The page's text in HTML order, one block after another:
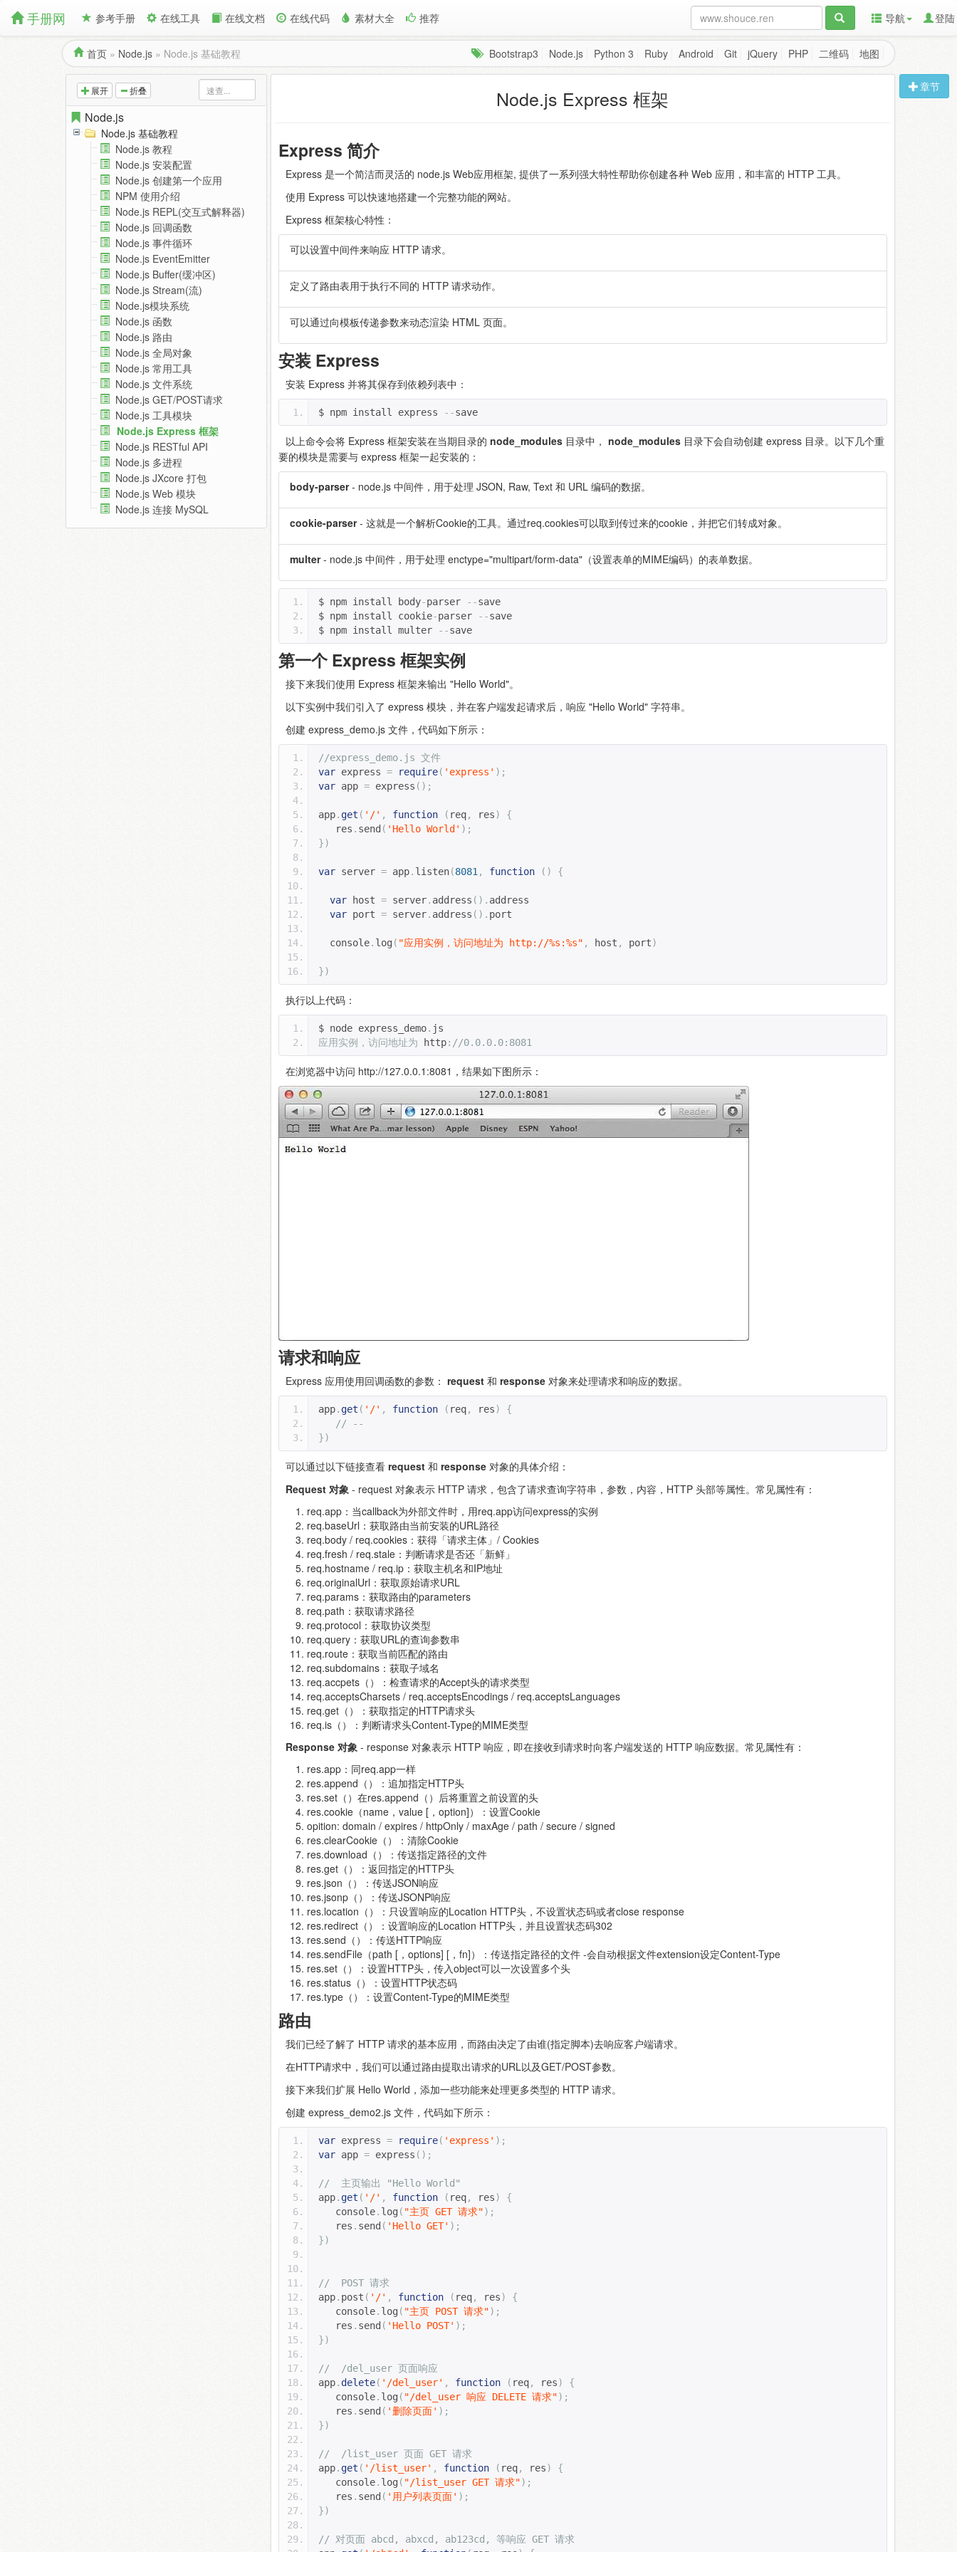
手册网 参考手册 在线工具 在线文档 在线代码 素材大全 推荐 导航 登陆
首页 » Node.js » Node.js 基础教程 Bootstrap3 Node.js Python 3 Ruby Android Git jQuery PHP 二维码 地图
展开 折叠
Node.js
Node.js 基础教程
Node.js 教程
Node.js 安装配置
Node.js 创建第一个应用
NPM 使用介绍
Node.js REPL(交互式解释器)
Node.js 回调函数
Node.js 事件循环
Node.js EventEmitter
Node.js Buffer(缓冲区)
Node.js Stream(流)
Node.js模块系统
Node.js 函数
Node.js 路由
Node.js 全局对象
Node.js 常用工具
Node.js 文件系统
Node.js GET/POST请求
Node.js 工具模块
Node.js Express 框架
Node.js RESTful API
Node.js 多进程
Node.js JXcore 打包
Node.js Web 模块
Node.js 连接 MySQL
Node.js Express 框架
Express 简介
Express 是一个简洁而灵活的 node.js Web应用框架, 提供了一系列强大特性帮助你创建各种 Web 应用，和丰富的 HTTP 工具。
使用 Express 可以快速地搭建一个完整功能的网站。
Express 框架核心特性：
可以设置中间件来响应 HTTP 请求。
定义了路由表用于执行不同的 HTTP 请求动作。
可以通过向模板传递参数来动态渲染 HTML 页面。
安装 Express
安装 Express 并将其保存到依赖列表中：
$ npm install express --save
以上命令会将 Express 框架安装在当期目录的 node_modules目录中， node_modules目录下会自动创建 express 目录。以下几个重
要的模块是需要与 express 框架一起安装的：
body-parser- node.js 中间件，用于处理 JSON, Raw, Text 和 URL 编码的数据。
cookie-parser- 这就是一个解析Cookie的工具。通过req.cookies可以取到传过来的cookie，并把它们转成对象。
multer- node.js 中间件，用于处理 enctype="multipart/form-data"（设置表单的MIME编码）的表单数据。
$ npm install body-parser --save
$ npm install cookie-parser --save
$ npm install multer
--save
第一个 Express 框架实例
接下来我们使用 Express 框架来输出 "Hello World"。
以下实例中我们引入了 express 模块，并在客户端发起请求后，响应 "Hello World" 字符串。
创建 express_demo.js 文件，代码如下所示：
//express_demo.js 文件
var express = require( 'express' );
var app = express ();
app. get ( '/' , function ( req, res)
{
   res
. send ( 'Hello World' );
})
var server = app. listen(8081 , function () {
var host = server. address (). address
var port = server. address (). port
  console
. log ( "应用实例，访问地址为 http://%s:%s" , host , port)
})
执行以上代码：
$ node express_demo. js
应用实例，访问地址为 http: //0.0.0.0:8081
在浏览器中访问 http://127.0.0.1:8081，结果如下图所示：
请求和响应
Express 应用使用回调函数的参数： request和 response对象来处理请求和响应的数据。
app. get ( '/' , function ( req, res)
{
// --
})
可以通过以下链接查看 request和 response对象的具体介绍：
Request 对象- request 对象表示 HTTP 请求，包含了请求查询字符串，参数，内容，HTTP 头部等属性。常见属性有：
req.app：当callback为外部文件时，用req.app访问express的实例
req.baseUrl：获取路由当前安装的URL路径
req.body / req.cookies：获得「请求主体」/ Cookies
req.fresh / req.stale：判断请求是否还「新鲜」
req.hostname / req.ip：获取主机名和IP地址
req.originalUrl：获取原始请求URL
req.params：获取路由的parameters
req.path：获取请求路径
req.protocol：获取协议类型
req.query：获取URL的查询参数串
req.route：获取当前匹配的路由
req.subdomains：获取子域名
req.accpets（）：检查请求的Accept头的请求类型
req.acceptsCharsets / req.acceptsEncodings / req.acceptsLanguages
req.get（）：获取指定的HTTP请求头
req.is（）：判断请求头Content-Type的MIME类型
Response 对象- response 对象表示 HTTP 响应，即在接收到请求时向客户端发送的 HTTP 响应数据。常见属性有：
res.app：同req.app一样
res.append（）：追加指定HTTP头
res.set（）在res.append（）后将重置之前设置的头
res.cookie（name，value [，option]）：设置Cookie
opition: domain / expires / httpOnly / maxAge / path / secure / signed
res.clearCookie（）：清除Cookie
res.download（）：传送指定路径的文件
res.get（）：返回指定的HTTP头
res.json（）：传送JSON响应
res.jsonp（）：传送JSONP响应
res.location（）：只设置响应的Location HTTP头，不设置状态码或者close response
res.redirect（）：设置响应的Location HTTP头，并且设置状态码302
res.send（）：传送HTTP响应
res.sendFile（path [，options] [，fn]）：传送指定路径的文件 -会自动根据文件extension设定Content-Type
res.set（）：设置HTTP头，传入object可以一次设置多个头
res.status（）：设置HTTP状态码
res.type（）：设置Content-Type的MIME类型
路由
我们已经了解了 HTTP 请求的基本应用，而路由决定了由谁(指定脚本)去响应客户端请求。
在HTTP请求中，我们可以通过路由提取出请求的URL以及GET/POST参数。
接下来我们扩展 Hello World，添加一些功能来处理更多类型的 HTTP 请求。
创建 express_demo2.js 文件，代码如下所示：
var express = require( 'express' );
var app = express ();
//  主页输出 "Hello World"
app. get ( '/' , function ( req, res)
{
   console
. log ( "主页 GET 请求");
   res
. send ( 'Hello GET' );
})
//  POST 请求
app. post ( '/' , function ( req, res)
{
   console
. log ( "主页 POST 请求");
   res
. send ( 'Hello POST' );
})
//  /del_user 页面响应
app. delete( '/del_user' , function ( req, res)
{
   console
. log ( "/del_user 响应 DELETE 请求");
   res
. send ( '删除页面' );
})
//  /list_user 页面 GET 请求
app. get ( '/list_user' , function ( req, res)
{
   console
. log ( "/list_user GET 请求");
   res
. send ( '用户列表页面' );
})
// 对页面 abcd, abxcd, ab123cd, 等响应 GET 请求
章节